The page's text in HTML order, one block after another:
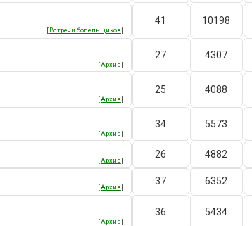
[Встречи болельщиков]
41 10198
[Архив]
27 4307
[Архив]
25 4088
[Архив]
34 5573
[Архив]
26 4882
[Архив]
37 6352
[Архив]
36 5434